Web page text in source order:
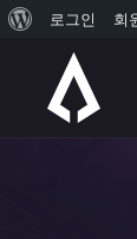
로그인 회
Skip to main